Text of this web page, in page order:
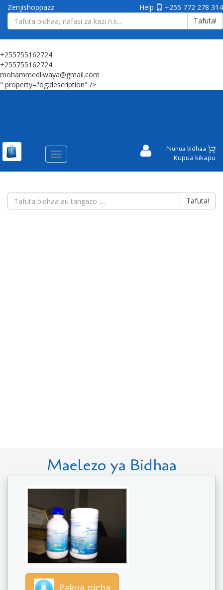
Dr.Liwaya
Tiba asili
+255755162724
+255755162724
mohammedliwaya@gmail.com
" property="og:description" />
Help +255 772 278 314
Zenjishoppazz
Tafuta!
Aina
ya
Nunua bidhaa
Kupua kikapu
Tafuta!
Maelezo ya Bidhaa
Pakua picha